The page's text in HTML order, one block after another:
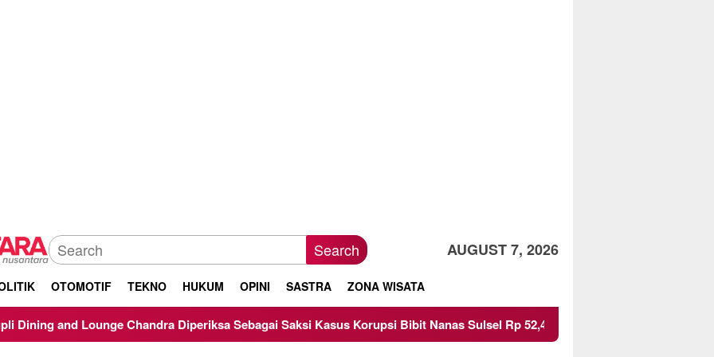
Search AUGUST 7, 2026
OTOMOTIF TEKNO HUKUM OPINI SASTRA ZONA WISATA
Diperiksa Sebagai Saksi Kasus Korupsi Bibit Nanas Sulsel Rp 52,4 Miliar Pemkot Malang Diingatkan Jangan